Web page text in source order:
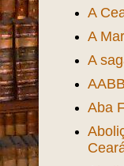
A
A
A
AABB
Aba